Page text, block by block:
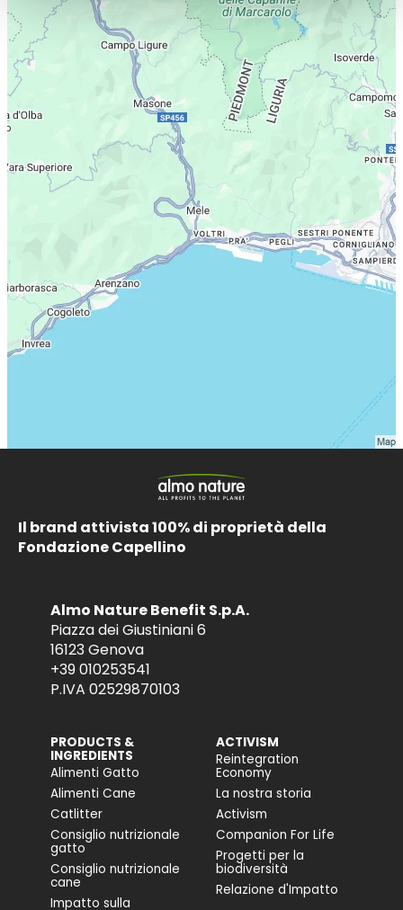
Il brand attivista 100% di proprietà della
Fondazione Capellino
Almo Nature Benefit S.p.A.
Piazza dei Giustiniani 6
16123 Genova
+39 010253541
P.IVA 02529870103
PRODUCTS &
INGREDIENTS
Alimenti Gatto
Alimenti Cane
Catlitter
Consiglio nutrizionale
gatto
Consiglio nutrizionale
cane
Impatto sulla
ACTIVISM
Reintegration
Economy
La nostra storia
Activism
Companion For Life
Progetti per la
biodiversità
Relazione d'Impatto